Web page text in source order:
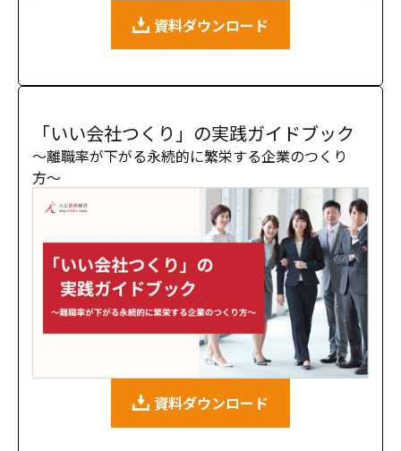
資料ダウンロード
「いい会社つくり」の実践ガイドブック
〜離職率が下がる永続的に繁栄する企業のつくり
方〜
資料ダウンロード